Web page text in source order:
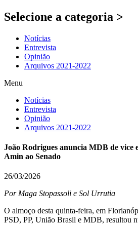
Selecione a categoria >
Notícias
Entrevista
Opinião
Arquivos 2021-2022
Menu
Notícias
Entrevista
Opinião
Arquivos 2021-2022
João Rodrigues anuncia MDB de vice
Amin ao Senado
26/03/2026
Por Maga Stopassoli e Sol Urrutia
O almoço desta quinta-feira, em
PSD, PP, União Brasil e MDB, resultou